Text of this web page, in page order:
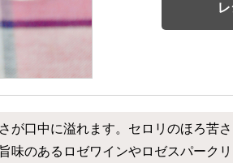
が口中に溢れます。セロリのほろ苦
味のあるロゼワインやロゼスパーク